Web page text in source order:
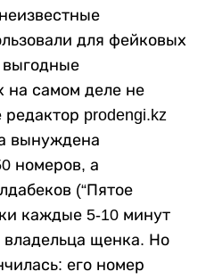
для фейковых
выгодные
на самом деле не
prodengi.kz
вынуждена
номеров, а
(“Пятое
каждые 5-10 минут
щенка. Но
его номер